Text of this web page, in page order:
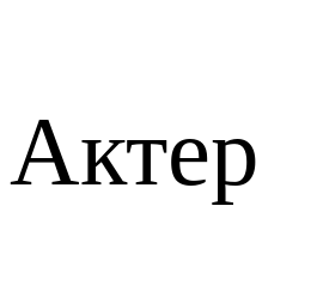
Актер